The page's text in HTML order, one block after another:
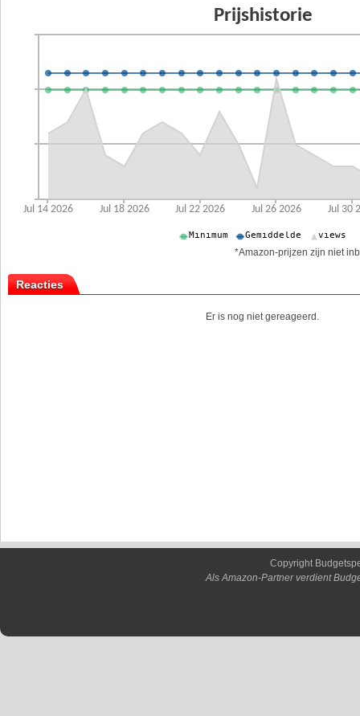
*Amazon-prijzen zijn niet
Reacties
Er is nog niet gereageerd.
Copyright
Als Amazon-Partner verdient